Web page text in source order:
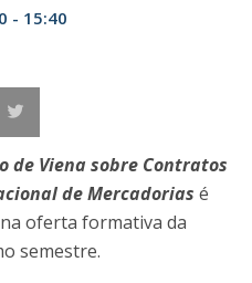
- 15:40
de Viena sobre Contratos
de Mercadorias é
oferta formativa da
semestre.